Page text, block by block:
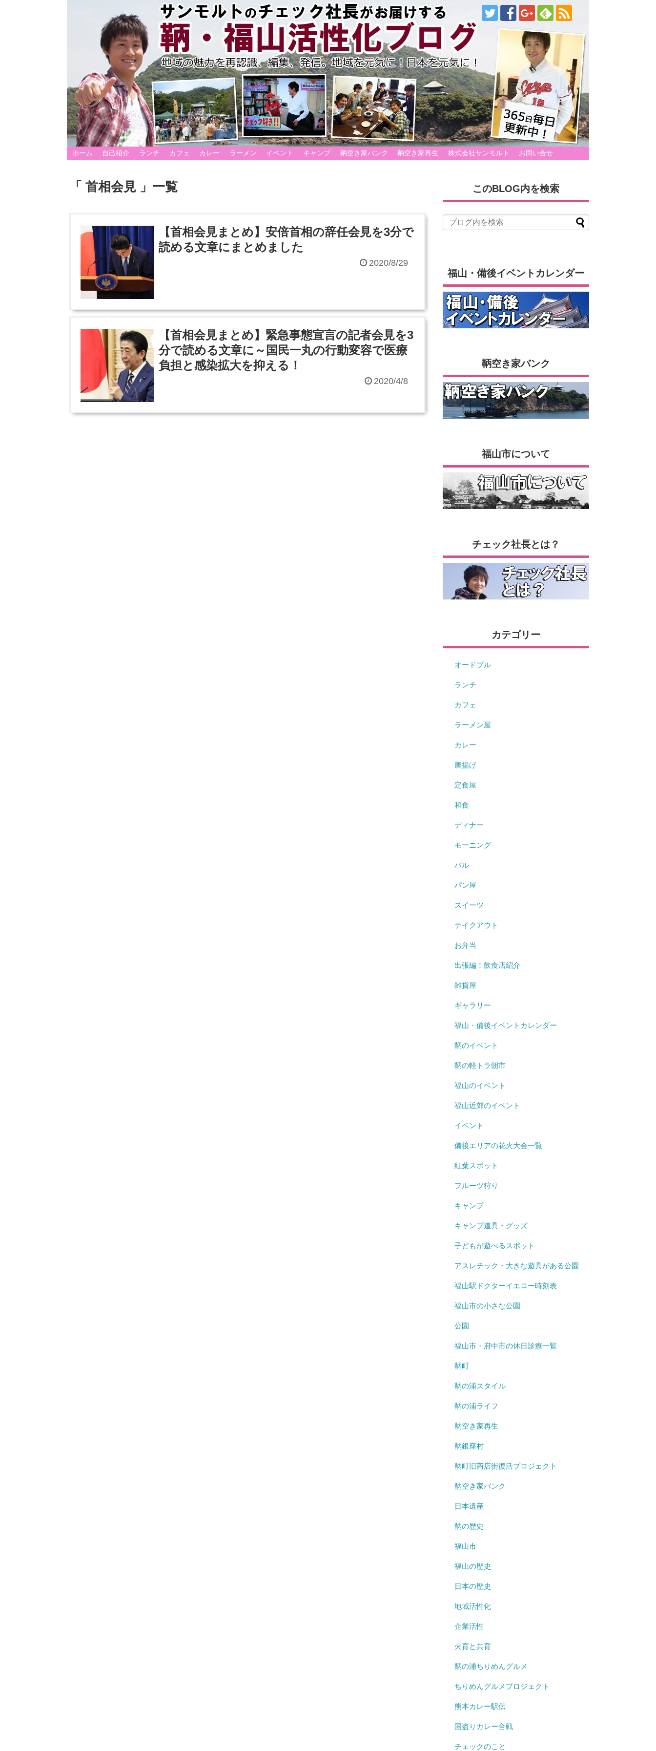
ホーム 自己紹介 ランチ カフェ カレー ラーメン イベント キャンプ 鞆空き家バンク 鞆空き家再生 株式会社サンモルト お問い合せ
「 首相会見 」一覧
【首相会見まとめ】安倍首相の辞任会見を3分で
読める文章にまとめました
2020/8/29
【首相会見まとめ】緊急事態宣言の記者会見を3
分で読める文章に～国民一丸の行動変容で医療
負担と感染拡大を抑える！
2020/4/8
このBLOG内を検索
福山・備後イベントカレンダー
鞆空き家バンク
福山市について
チェック社長とは？
カテゴリー
オードブル
ランチ
カフェ
ラーメン屋
カレー
唐揚げ
定食屋
和食
ディナー
モーニング
バル
パン屋
スイーツ
テイクアウト
お弁当
出張編！飲食店紹介
雑貨屋
ギャラリー
福山・備後イベントカレンダー
鞆のイベント
鞆の軽トラ朝市
福山のイベント
福山近郊のイベント
イベント
備後エリアの花火大会一覧
紅葉スポット
フルーツ狩り
キャンプ
キャンプ道具・グッズ
子どもが遊べるスポット
アスレチック・大きな遊具がある公園
福山駅ドクターイエロー時刻表
福山市の小さな公園
公園
福山市・府中市の休日診療一覧
鞆町
鞆の浦スタイル
鞆の浦ライフ
鞆空き家再生
鞆銀座村
鞆町旧商店街復活プロジェクト
鞆空き家バンク
日本遺産
鞆の歴史
福山市
福山の歴史
日本の歴史
地域活性化
企業活性
火育と共育
鞆の浦ちりめんグルメ
ちりめんグルメプロジェクト
熊本カレー駅伝
国盗りカレー合戦
チェックのこと